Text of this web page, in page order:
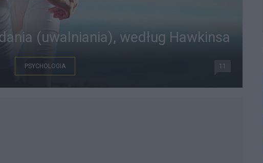
(uwalniania), według Hawkinsa
PSYCHOLOGIA 11